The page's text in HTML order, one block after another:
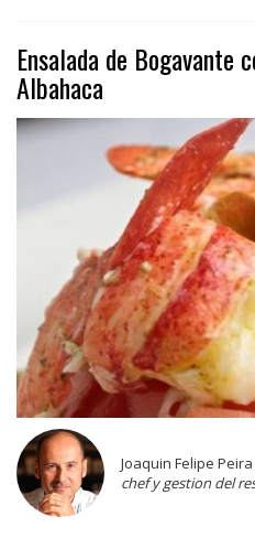
Ensalada de Bogavante
Albahaca
Joaquin Felipe Peira
chef y gestion del